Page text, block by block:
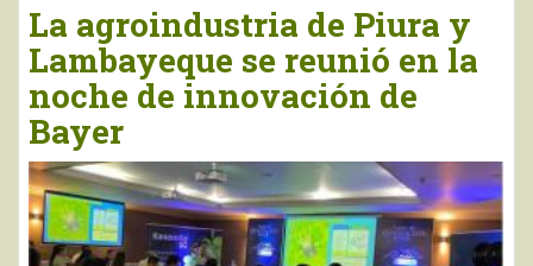
La agroindustria de Piura y
Lambayeque se reunió en la
noche de innovación de
Bayer